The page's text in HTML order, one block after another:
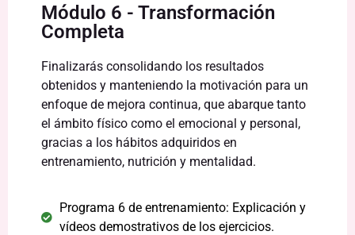
Módulo 6 - Transformación
Completa
Finalizarás consolidando los resultados
obtenidos y manteniendo la motivación para un
enfoque de mejora continua, que abarque tanto
el ámbito físico como el emocional y personal,
gracias a los hábitos adquiridos en
entrenamiento, nutrición y mentalidad.
Programa 6 de entrenamiento: Explicación y
vídeos demostrativos de los ejercicios.